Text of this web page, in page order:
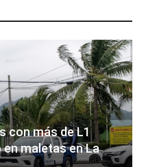
con más de L1
maletas en La